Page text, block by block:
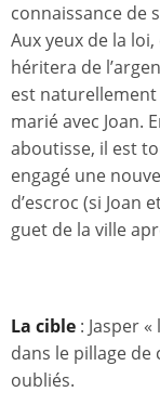
connaissance de
Aux yeux de la
héritera de
est naturellement
marié avec Joan.
aboutisse, il est
engagé une
d’escroc (si Joan
guet de la ville
La cible : Jasper
dans le pillage
oubliés.